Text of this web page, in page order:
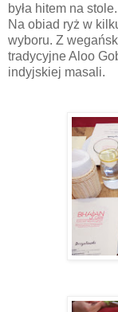
była hitem na
Na obiad ryż w
wyboru. Z
tradycyjne Aloo
indyjskiej masali.